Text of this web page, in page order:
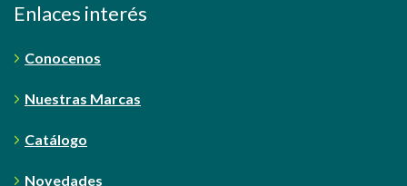
Enlaces interés
Conocenos
Nuestras Marcas
Catálogo
Novedades